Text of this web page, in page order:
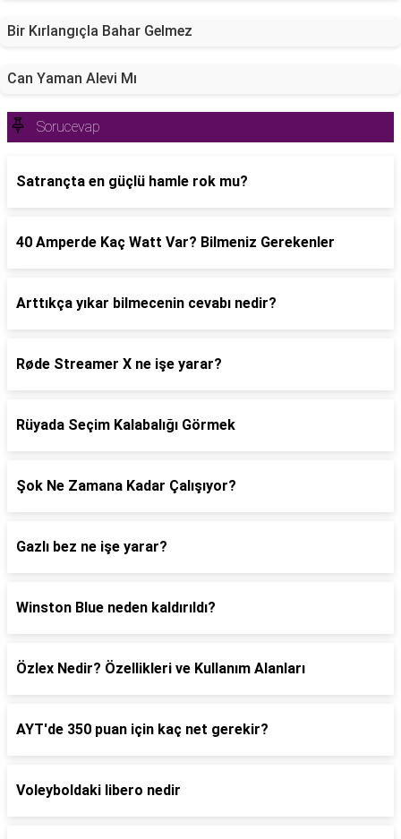
Bir Kırlangıçla Bahar Gelmez
Can Yaman Alevi Mı
Sorucevap
Satrançta en güçlü hamle rok mu?
40 Amperde Kaç Watt Var? Bilmeniz Gerekenler
Arttıkça yıkar bilmecenin cevabı nedir?
Røde Streamer X ne işe yarar?
Rüyada Seçim Kalabalığı Görmek
Şok Ne Zamana Kadar Çalışıyor?
Gazlı bez ne işe yarar?
Winston Blue neden kaldırıldı?
Özlex Nedir? Özellikleri ve Kullanım Alanları
AYT'de 350 puan için kaç net gerekir?
Voleyboldaki libero nedir